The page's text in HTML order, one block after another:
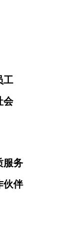
工
会
服务
伙伴